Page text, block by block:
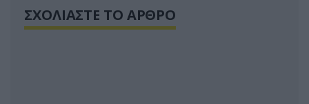
ΣΧΟΛΙΑΣΤΕ ΤΟ ΑΡΘΡΟ